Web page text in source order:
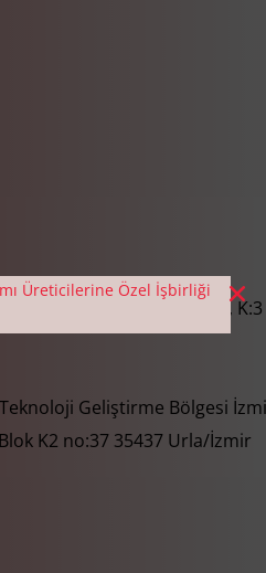
Sokağı Atak Plaza No:4,
Geliştirme Bölgesi
K2 no:37 35437 Urla/İzmir